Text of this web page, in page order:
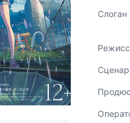
Слоган